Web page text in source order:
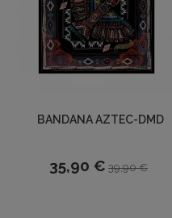
BANDANA AZTEC-DMD
35,90 € 39,90 €